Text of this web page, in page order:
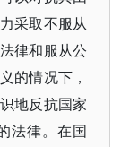
采取不服从
律和服从公
的情况下，
地反抗国家
法律。在国